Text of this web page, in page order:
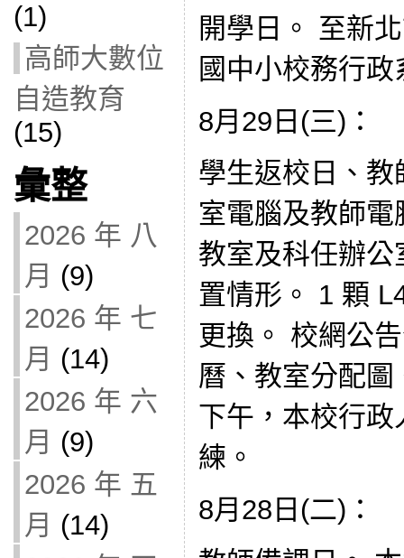
(1)
高師大數位
自造教育
(15)
彙整
2026 年 八
月 (9)
2026 年 七
月 (14)
2026 年 六
月 (9)
2026 年 五
月 (14)
開學日。 至新
國中小校務行
8月29日(三)：
學生返校日、
室電腦及教師
教室及科任辦
置情形。 1 顆
更換。 校網公
曆、教室分配
下午，本校行
練。
8月28日(二)：